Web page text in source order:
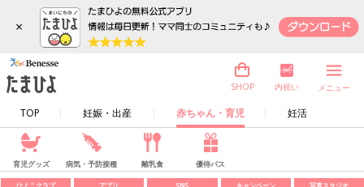
×
TOP 妊娠・出産 赤ちゃん・育児 妊活
SHOP 内祝い メニュー
育児グッズ 病気・予防接種 離乳食 優待パス
ひよこクラブ アプリ SNS キャンペーン 写真スタジオ